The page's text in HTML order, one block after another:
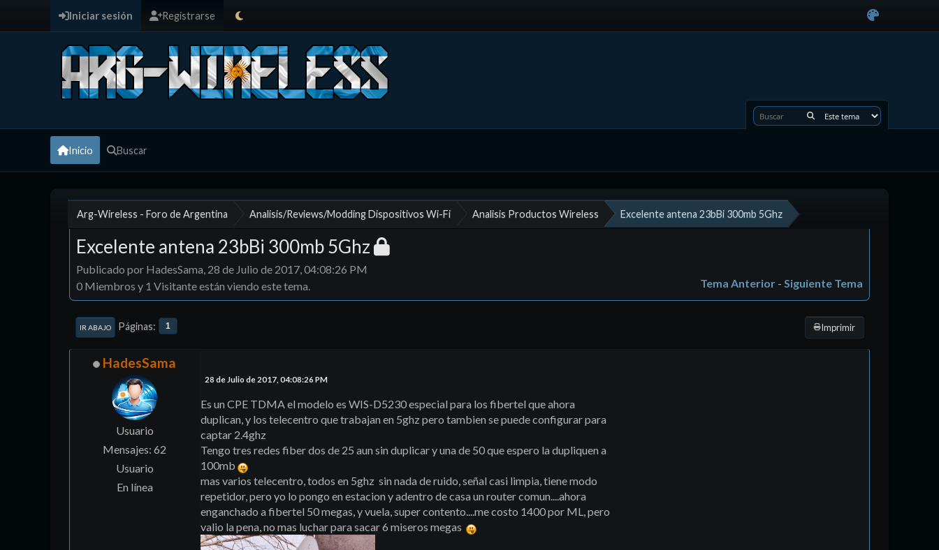
Iniciar sesión Regístrarse
Inicio Buscar
Arg-Wireless - Foro de Argentina Analisis/Reviews/Modding Dispositivos Wi-Fi Analisis Productos Wireless Excelente antena 23bBi 300mb 5Ghz
Excelente antena 23bBi 300mb 5Ghz
Publicado por HadesSama, 28 de Julio de 2017, 04:08:26 PM
Tema Anterior - Siguiente Tema
0 Miembros y 1 Visitante están viendo este tema.
Imprimir
IR ABAJO Páginas 1
HadesSama
Usuario
Mensajes: 62
Usuario
En línea
28 de Julio de 2017, 04:08:26 PM
Es un CPE TDMA el modelo es WIS-D5230 especial para los fibertel que ahora
duplican, y los telecentro que trabajan en 5ghz pero tambien se puede configurar para
captar 2.4ghz
Tengo tres redes fiber dos de 25 aun sin duplicar y una de 50 que espero la dupliquen a
100mb
mas varios telecentro, todos en 5ghz sin nada de ruido, señal casi limpia, tiene modo
repetidor, pero yo lo pongo en estacion y adentro de casa un router comun....ahora
enganchado a fibertel 50 megas, y vuela, super contento....me costo 1400 por ML, pero
valio la pena, no mas luchar para sacar 6 miseros megas